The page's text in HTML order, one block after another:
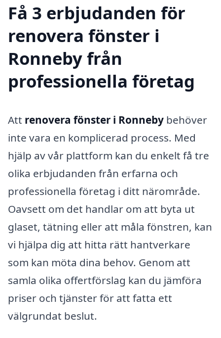
Få 3 erbjudanden för
renovera fönster i
Ronneby från
professionella företag
Att renovera fönster i Ronneby behöver
inte vara en komplicerad process. Med
hjälp av vår plattform kan du enkelt få tre
olika erbjudanden från erfarna och
professionella företag i ditt närområde.
Oavsett om det handlar om att byta ut
glaset, tätning eller att måla fönstren, kan
vi hjälpa dig att hitta rätt hantverkare
som kan möta dina behov. Genom att
samla olika offertförslag kan du jämföra
priser och tjänster för att fatta ett
välgrundat beslut.